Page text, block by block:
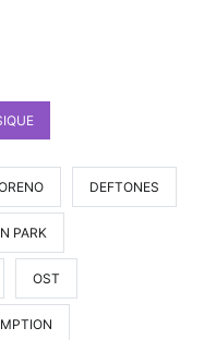
DEFTONES
PARK
OST